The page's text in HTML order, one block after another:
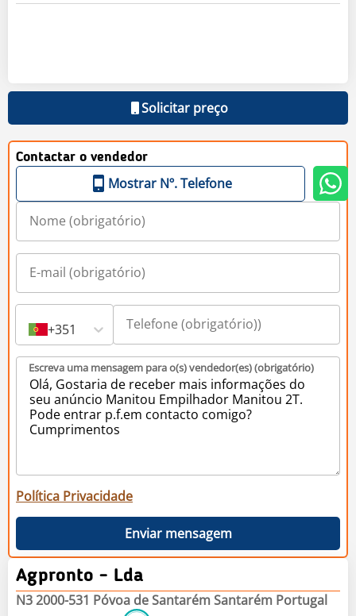
Solicitar preço
Contactar o vendedor
Mostrar Nº. Telefone
+351
Escreva uma mensagem para o(s) vendedor(es) (obrigatório)
Política Privacidade
Enviar mensagem
Agpronto - Lda
N3 2000-531 Póvoa de Santarém Santarém Portugal